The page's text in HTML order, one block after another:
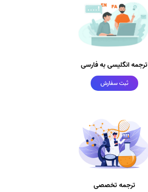
ترجمه انگلیسی به فارسی
ثبت سفارش
ترجمه تخصصی